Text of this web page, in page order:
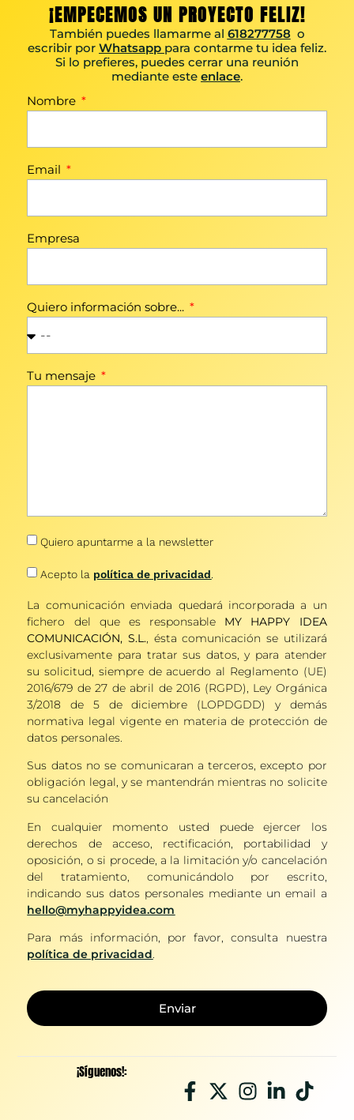
¡EMPECEMOS UN PROYECTO FELIZ!
También puedes llamarme al 618277758o
escribir por Whatsapp para contarme tu idea feliz.
Si lo prefieres, puedes cerrar una reunión
mediante este enlace.
Nombre
Email
Empresa
Quiero información sobre...
Tu mensaje
Quiero apuntarme a la newsletter
Acepto la política de privacidad
La comunicación enviada quedará incorporada a un
fichero del que es responsable MY HAPPY IDEA
COMUNICACIÓN, S.L., ésta comunicación se utilizará
exclusivamente para tratar sus datos, y para atender
su solicitud, siempre de acuerdo al Reglamento (UE)
2016/679 de 27 de abril de 2016 (RGPD), Ley Orgánica
3/2018 de 5 de diciembre (LOPDGDD) y demás
normativa legal vigente en materia de protección de
datos personales.
Sus datos no se comunicaran a terceros, excepto por
obligación legal, y se mantendrán mientras no solicite
su cancelación
En cualquier momento usted puede ejercer los
derechos de acceso, rectificación, portabilidad y
oposición, o si procede, a la limitación y/o cancelación
del tratamiento, comunicándolo por escrito,
indicando sus datos personales mediante un email a
hello@myhappyidea.com
Para más información, por favor, consulta nuestra
política de privacidad.
Enviar
¡Síguenos!: